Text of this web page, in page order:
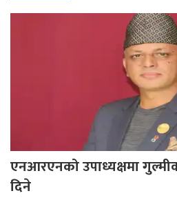
एनआरएनको उपाध्यक्षमा
दिने